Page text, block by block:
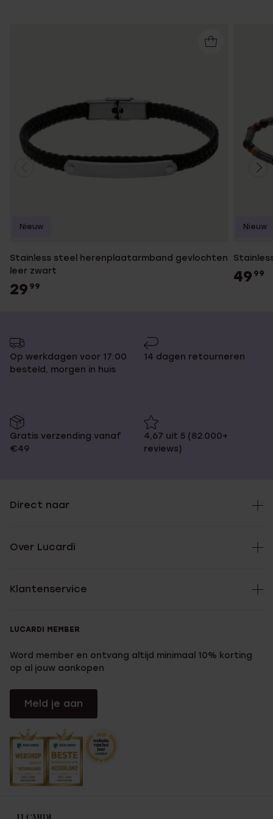
Stainless steel herenplaatarmband gevlochten
leer zwart
29 99
Nieuw
49 99
Nieuw
Op werkdagen voor 17:00
besteld, morgen in huis
14 dagen retourneren
Gratis verzending vanaf
€49
4,67 uit 5 (82.000+
reviews)
Direct naar
Over Lucardi
Klantenservice
LUCARDI MEMBER
Word member en ontvang altijd minimaal 10% korting
op al jouw aankopen
Meld je aan